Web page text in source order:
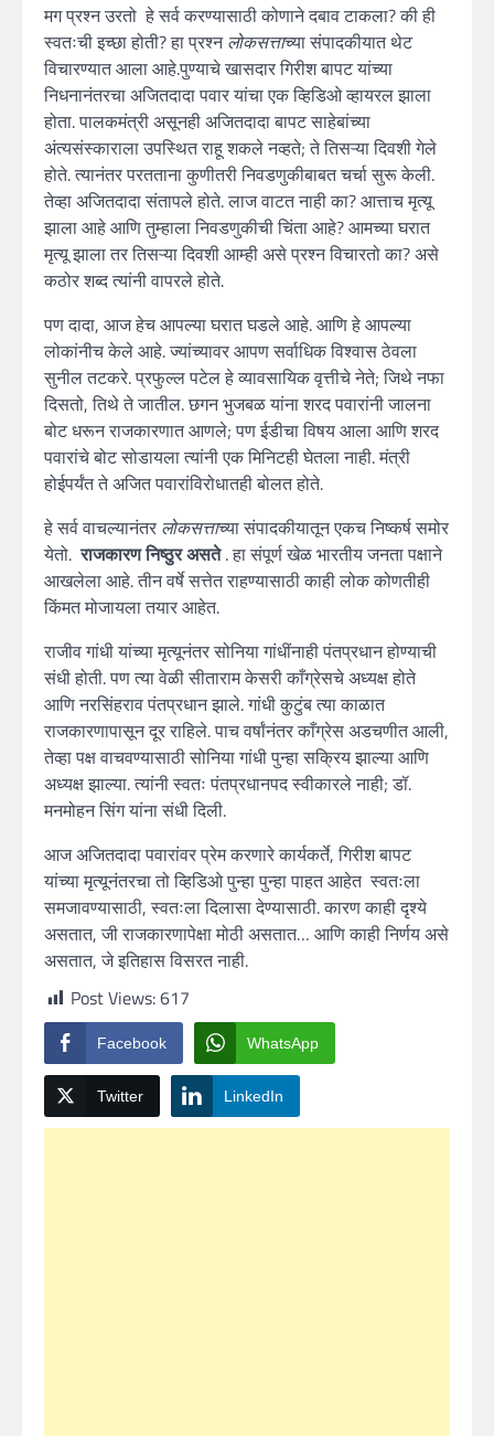
मग प्रश्न उरतो हे सर्व करण्यासाठी कोणाने दबाव टाकला? की ही
स्वतःची इच्छा होती? हा प्रश्नलोकसत्ताच्या संपादकीयात थेट
विचारण्यात आला आहे.पुण्याचे खासदार गिरीश बापट यांच्या
निधनानंतरचा अजितदादा पवार यांचा एक व्हिडिओ व्हायरल झाला
होता. पालकमंत्री असूनही अजितदादा बापट साहेबांच्या
अंत्यसंस्काराला उपस्थित राहू शकले नव्हते; ते तिसऱ्या दिवशी गेले
होते. त्यानंतर परतताना कुणीतरी निवडणुकीबाबत चर्चा सुरू केली.
तेव्हा अजितदादा संतापले होते. लाज वाटत नाही का? आत्ताच मृत्यू
झाला आहे आणि तुम्हाला निवडणुकीची चिंता आहे? आमच्या घरात
मृत्यू झाला तर तिसऱ्या दिवशी आम्ही असे प्रश्न विचारतो का? असे
कठोर शब्द त्यांनी वापरले होते.
पण दादा, आज हेच आपल्या घरात घडले आहे. आणि हे आपल्या
लोकांनीच केले आहे. ज्यांच्यावर आपण सर्वाधिक विश्वास ठेवला
सुनील तटकरे. प्रफुल्ल पटेल हे व्यावसायिक वृत्तीचे नेते; जिथे नफा
दिसतो, तिथे ते जातील. छगन भुजबळ यांना शरद पवारांनी जालना
बोट धरून राजकारणात आणले; पण ईडीचा विषय आला आणि शरद
पवारांचे बोट सोडायला त्यांनी एक मिनिटही घेतला नाही. मंत्री
होईपर्यंत ते अजित पवारांविरोधातही बोलत होते.
हे सर्व वाचल्यानंतर लोकसत्ताच्या संपादकीयातून एकच निष्कर्ष समोर
येतो.राजकारण निष्ठुर असते. हा संपूर्ण खेळ भारतीय जनता पक्षाने
आखलेला आहे. तीन वर्षे सत्तेत राहण्यासाठी काही लोक कोणतीही
किंमत मोजायला तयार आहेत.
राजीव गांधी यांच्या मृत्यूनंतर सोनिया गांधींनाही पंतप्रधान होण्याची
संधी होती. पण त्या वेळी सीताराम केसरी काँग्रेसचे अध्यक्ष होते
आणि नरसिंहराव पंतप्रधान झाले. गांधी कुटुंब त्या काळात
राजकारणापासून दूर राहिले. पाच वर्षांनंतर काँग्रेस अडचणीत आली,
तेव्हा पक्ष वाचवण्यासाठी सोनिया गांधी पुन्हा सक्रिय झाल्या आणि
अध्यक्ष झाल्या. त्यांनी स्वतः पंतप्रधानपद स्वीकारले नाही; डॉ.
मनमोहन सिंग यांना संधी दिली.
आज अजितदादा पवारांवर प्रेम करणारे कार्यकर्ते, गिरीश बापट
यांच्या मृत्यूनंतरचा तो व्हिडिओ पुन्हा पुन्हा पाहत आहेत स्वतःला
समजावण्यासाठी, स्वतःला दिलासा देण्यासाठी. कारण काही दृश्ये
असतात, जी राजकारणापेक्षा मोठी असतात… आणि काही निर्णय असे
असतात, जे इतिहास विसरत नाही.
Post Views:617
Facebook WhatsApp
Twitter LinkedIn